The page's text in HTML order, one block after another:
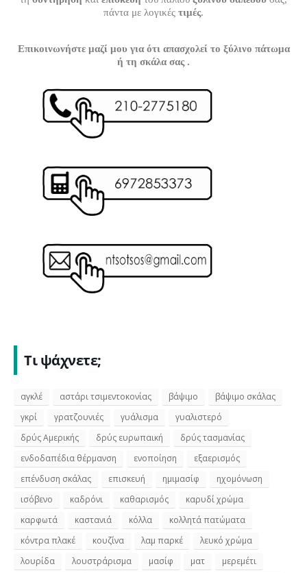
πάντα με λογικές τιμές.
Επικοινωνήστε μαζί μου για ότι απασχολεί το ξύλινο πάτωμα
ή τη σκάλα σας .
Τι ψάχνετε;
αγκλέ αστάρι τσιμεντοκονίας βάψιμο
βάψιμο σκάλας
γκρί
γρατζουνιές γυάλισμα
γυαλιστερό
δρύς Αμερικής
δρύς ευρωπαική
δρύς τασμανίας
ενδοδαπέδια θέρμανση
ενοποίηση
εξαερισμός
επένδυση σκάλας
επισκευή ημιμασίφ
ηχομόνωση
ισόβενο
καδρόνι καθαρισμός
καρυδί χρώμα
καρφωτά
καστανιά κόλλα
κολλητά πατώματα
κόντρα πλακέ
κουζίνα λαμ παρκέ
λευκό χρώμα
λουρίδα
λουστράρισμα μασίφ ματ
μερεμέτι